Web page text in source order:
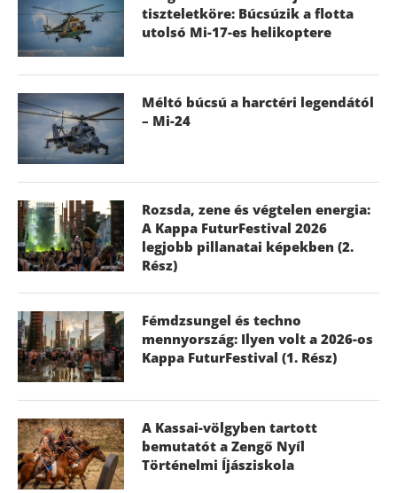
tiszteletköre: Búcsúzik a flotta
utolsó Mi-17-es helikoptere
Méltó búcsú a harctéri legendától
– Mi-24
Rozsda, zene és végtelen energia:
A Kappa FuturFestival 2026
legjobb pillanatai képekben (2.
Rész)
Fémdzsungel és techno
mennyország: Ilyen volt a 2026-os
Kappa FuturFestival (1. Rész)
A Kassai-völgyben tartott
bemutatót a Zengő Nyíl
Történelmi Íjásziskola